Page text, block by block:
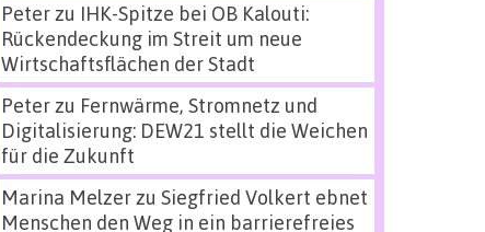
Peterzu IHK-Spitze bei OB Kalouti:
Rückendeckung im Streit um neue
Wirtschaftsflächen der Stadt
Peterzu Fernwärme, Stromnetz und
Digitalisierung: DEW21 stellt die Weichen
für die Zukunft
Marina Melzerzu Siegfried Volkert ebnet
Menschen den Weg in ein barrierefreies